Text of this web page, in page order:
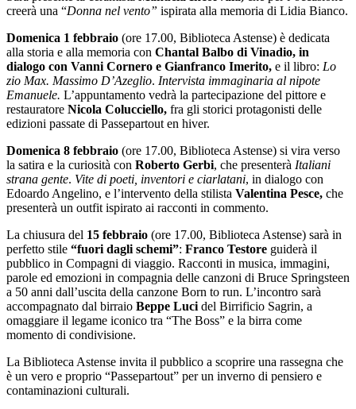
creerà una “Donna nel vento” ispirata alla memoria di Lidia Bianco.
Domenica 1 febbraio (ore 17.00, Biblioteca Astense) è dedicata
alla storia e alla memoria con Chantal Balbo di Vinadio, in
dialogo con Vanni Cornero e Gianfranco Imerito, e il libro: Lo
zio Max. Massimo D’Azeglio. Intervista immaginaria al nipote
Emanuele. L’appuntamento vedrà la partecipazione del pittore e
restauratore Nicola Colucciello, fra gli storici protagonisti delle
edizioni passate di Passepartout en hiver.
Domenica 8 febbraio (ore 17.00, Biblioteca Astense) si vira verso
la satira e la curiosità con Roberto Gerbi, che presenterà Italiani
strana gente. Vite di poeti, inventori e ciarlatani, in dialogo con
Edoardo Angelino, e l’intervento della stilista Valentina Pesce, che
presenterà un outfit ispirato ai racconti in commento.
La chiusura del 15 febbraio (ore 17.00, Biblioteca Astense) sarà in
perfetto stile “fuori dagli schemi”: Franco Testore guiderà il
pubblico in Compagni di viaggio. Racconti in musica, immagini,
parole ed emozioni in compagnia delle canzoni di Bruce Springsteen
a 50 anni dall’uscita della canzone Born to run. L’incontro sarà
accompagnato dal birraio Beppe Luci del Birrificio Sagrin, a
omaggiare il legame iconico tra “The Boss” e la birra come
momento di condivisione.
La Biblioteca Astense invita il pubblico a scoprire una rassegna che
è un vero e proprio “Passepartout” per un inverno di pensiero e
contaminazioni culturali.